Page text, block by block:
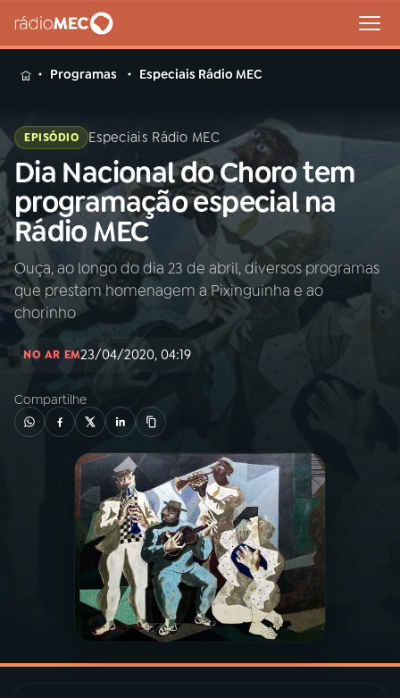
MENU
Buscar
na
Rádio
MEC
Buscar
Início AO VIVO
INÍCIO
PROGRAMAS
PODCASTS
VIDEOCASTS
Programas Especiais Rádio MEC
EPISÓDIO Especiais Rádio MEC
Dia Nacional do Choro tem
programação especial na
Rádio MEC
Ouça, ao longo do dia 23 de abril, diversos programas
que prestam homenagem a Pixinguinha e ao
chorinho
NO AR EM23/04/2020, 04:19
Compartilhe